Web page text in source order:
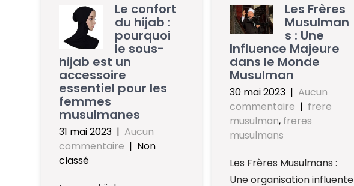
Le confort
du hijab :
pourquoi
le sous-
hijab est un
accessoire
essentiel pour les
femmes
musulmanes
31 mai 2023 | Aucun
commentaire | Non
classé
Les Frères
Musulman
s : Une
Influence Majeure
dans le Monde
Musulman
30 mai 2023 | Aucun
commentaire | frere
musulman, freres
musulmans
Les Frères Musulmans :
Une organisation influente